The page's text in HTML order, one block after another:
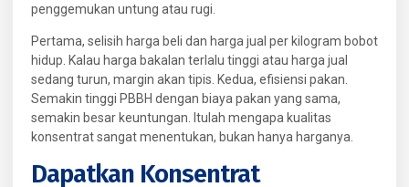
penggemukan untung atau rugi.
Pertama, selisih harga beli dan harga jual per kilogram bobot
hidup. Kalau harga bakalan terlalu tinggi atau harga jual
sedang turun, margin akan tipis. Kedua, efisiensi pakan.
Semakin tinggi PBBH dengan biaya pakan yang sama,
semakin besar keuntungan. Itulah mengapa kualitas
konsentrat sangat menentukan, bukan hanya harganya.
Dapatkan Konsentrat